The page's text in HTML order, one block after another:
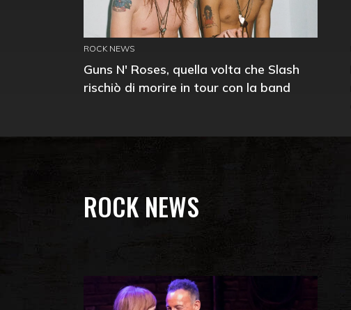
ROCK NEWS
Guns N' Roses, quella volta che Slash
rischiò di morire in tour con la band
ROCK NEWS